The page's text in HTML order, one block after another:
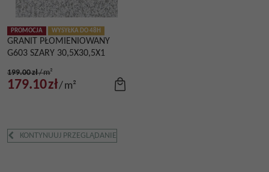
PROMOCJA WYSYŁKA DO 48H
GRANIT PŁOMIENIOWANY
G603 SZARY 30,5X30,5X1
199.00zł/m²
179.10zł/m²
KONTYNUUJ PRZEGLĄDANIE